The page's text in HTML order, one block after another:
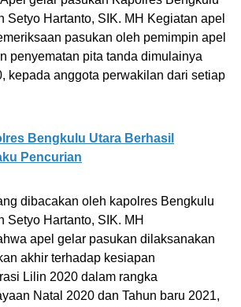
Setyo Hartanto, SIK. MH Kegiatan apel
pasukan oleh pemimpin apel
penyematan pita tanda dimulainya
kepada anggota perwakilan dari setiap
Bengkulu Utara Berhasil
Pencurian
dibacakan oleh kapolres Bengkulu
Setyo Hartanto, SIK. MH
apel gelar pasukan dilaksanakan
akhir terhadap kesiapan
Lilin 2020 dalam rangka
Natal 2020 dan Tahun baru 2021,